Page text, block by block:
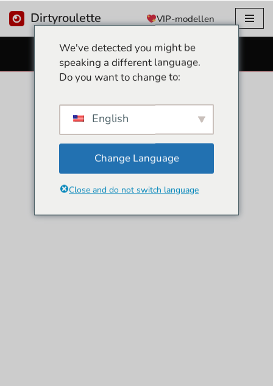
Dirtyroulette VIP-modellen
GRATIS SEKSWEBCAMS
We've detected you might be
speaking a different language.
Do you want to change to:
English
Change Language
Close and do not switch language